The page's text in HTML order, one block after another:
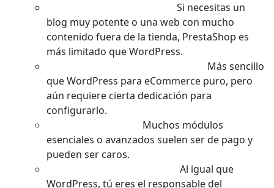
Si necesitas un
blog muy potente o una web con mucho
contenido fuera de la tienda, PrestaShop es
más limitado que WordPress.
Más sencillo
que WordPress para eCommerce puro, pero
aún requiere cierta dedicación para
configurarlo.
Muchos módulos
esenciales o avanzados suelen ser de pago y
pueden ser caros.
Al igual que
WordPress, tú eres el responsable del